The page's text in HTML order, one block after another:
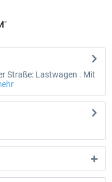
Straße: Lastwagen . Mit